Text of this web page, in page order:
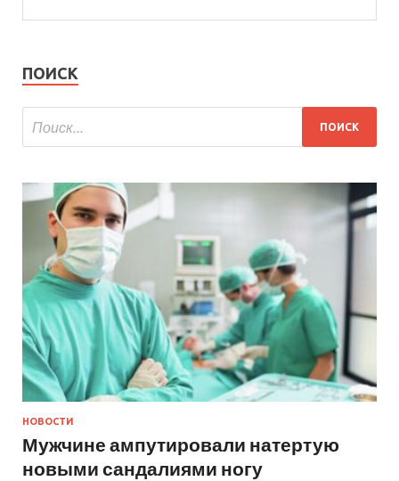
ПОИСК
НОВОСТИ
Мужчине ампутировали натертую
новыми сандалиями ногу